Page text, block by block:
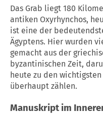
Das Grab liegt 180
antiken Oxyrhynchos,
ist eine der
Ägyptens. Hier wurden
gemacht aus der
byzantinischen Zeit,
heute zu den
überhaupt zählen.
Manuskript im